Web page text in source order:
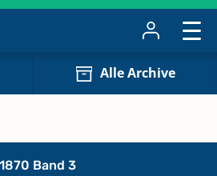
Alle Archive
Band 3